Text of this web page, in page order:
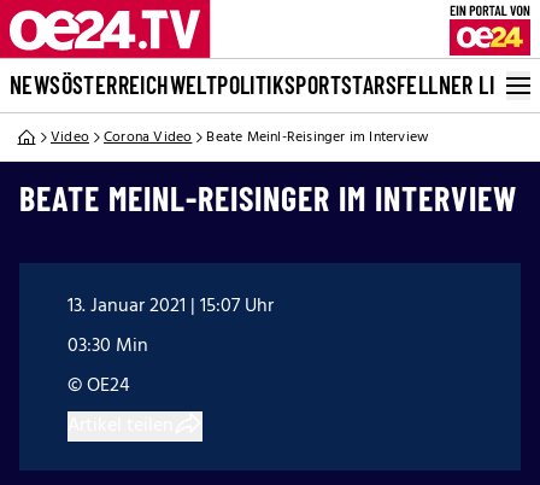
NEWSÖSTERREICHWELTPOLITIKSPORTSTARSFELLNER LIVE
Video Corona Video Beate Meinl-Reisinger im Interview
BEATE MEINL-REISINGER IM INTERVIEW
13. Januar 2021 | 15:07 Uhr
03:30 Min
© OE24